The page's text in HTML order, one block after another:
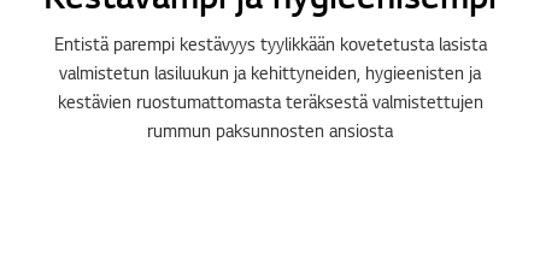
Entistä parempi kestävyys tyylikkään kovetetusta lasista
valmistetun lasiluukun ja kehittyneiden, hygieenisten ja
kestävien ruostumattomasta teräksestä valmistettujen
rummun paksunnosten ansiosta